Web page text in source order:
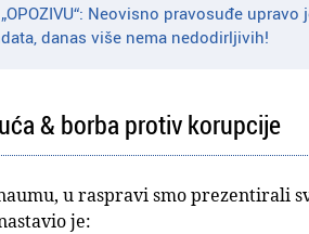
„OPOZIVU“: Neovisno pravosuđe
danas više nema nedodirljivih!
& borba protiv korupcije
u raspravi smo prezentirali
je: